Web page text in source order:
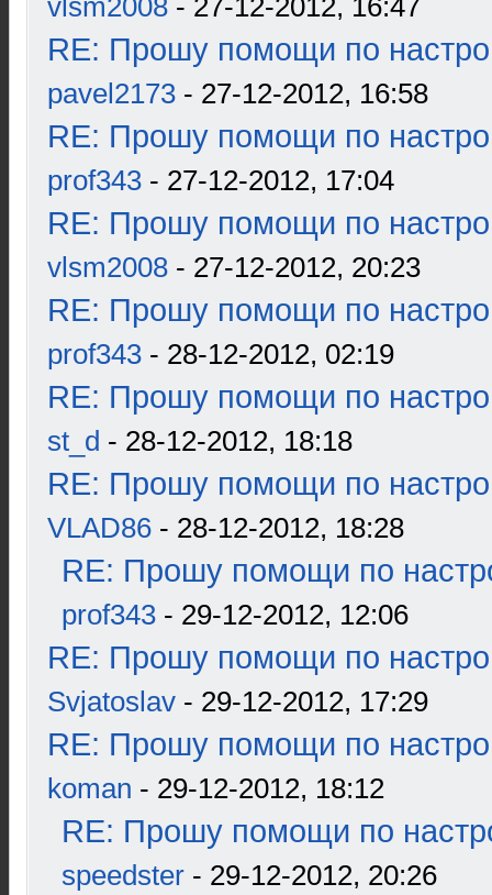
vlsm2008 - 27-12-2012, 16:47
RE: Прошу помощи по
pavel2173 - 27-12-2012, 16:58
RE: Прошу помощи по
prof343 - 27-12-2012, 17:04
RE: Прошу помощи по
vlsm2008 - 27-12-2012, 20:23
RE: Прошу помощи по
prof343 - 28-12-2012, 02:19
RE: Прошу помощи по
st_d - 28-12-2012, 18:18
RE: Прошу помощи по
VLAD86 - 28-12-2012, 18:28
RE: Прошу помощи по
prof343 - 29-12-2012, 12:06
RE: Прошу помощи по
Svjatoslav - 29-12-2012, 17:29
RE: Прошу помощи по
koman - 29-12-2012, 18:12
RE: Прошу помощи по
speedster - 29-12-2012, 20:26